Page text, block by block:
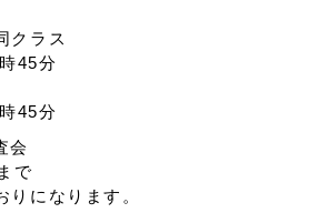
クラス
45分
45分
会
で
になります。